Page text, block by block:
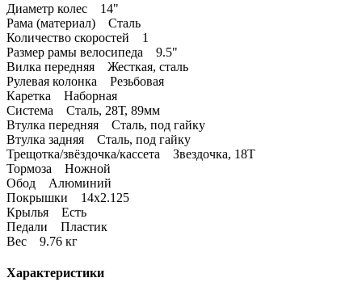
Диаметр колес 14"
Рама (материал) Сталь
Количество скоростей 1
Размер рамы велосипеда 9.5"
Вилка передняя Жесткая, сталь
Рулевая колонка Резьбовая
Каретка Наборная
Система Сталь, 28Т, 89мм
Втулка передняя Сталь, под гайку
Втулка задняя Сталь, под гайку
Трещотка/звёздочка/кассета Звездочка, 18Т
Тормоза Ножной
Обод Алюминий
Покрышки 14х2.125
Крылья Есть
Педали Пластик
Вес 9.76 кг
Характеристики